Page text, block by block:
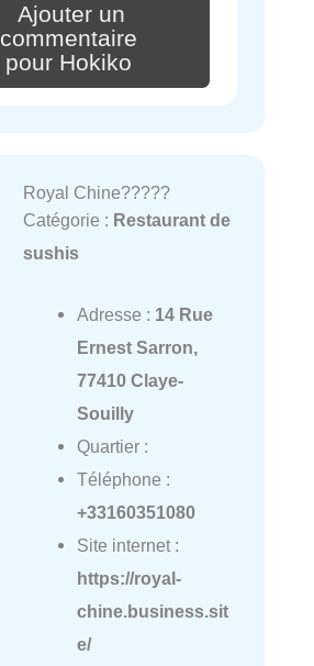
Ajouter un
commentaire
pour Hokiko
Royal Chine?????
Catégorie : Restaurant de
sushis
Adresse : 14 Rue
Ernest Sarron,
77410 Claye-
Souilly
Quartier :
Téléphone :
+33160351080
Site internet :
https://royal-
chine.business.sit
e/